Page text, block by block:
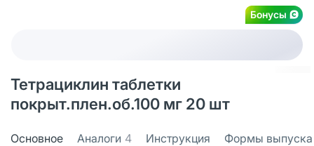
Бонусы
Тетрациклин таблетки
покрыт.плен.об.100 мг 20 шт
Основное Аналоги 4 Инструкция Формы выпуска